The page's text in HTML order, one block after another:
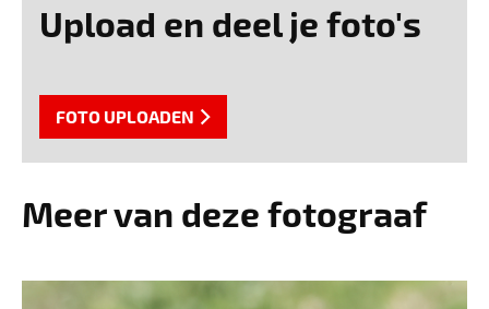
Upload en deel je foto's
FOTO UPLOADEN
Meer van deze fotograaf